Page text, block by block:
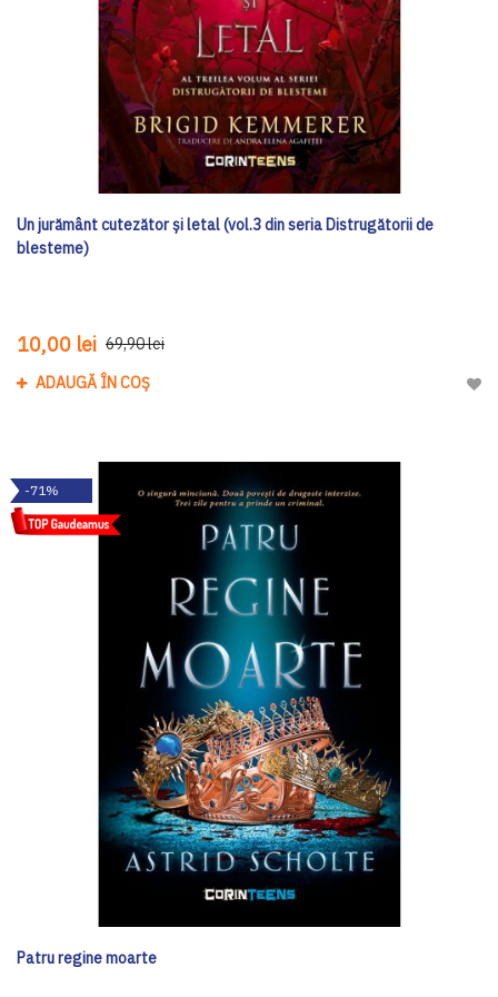
Un jurământ cutezător și letal (vol.3 din seria Distrugătorii de
blesteme)
10,00 lei 69,90 lei
ADAUGĂ ÎN COȘ
-71%
Patru regine moarte